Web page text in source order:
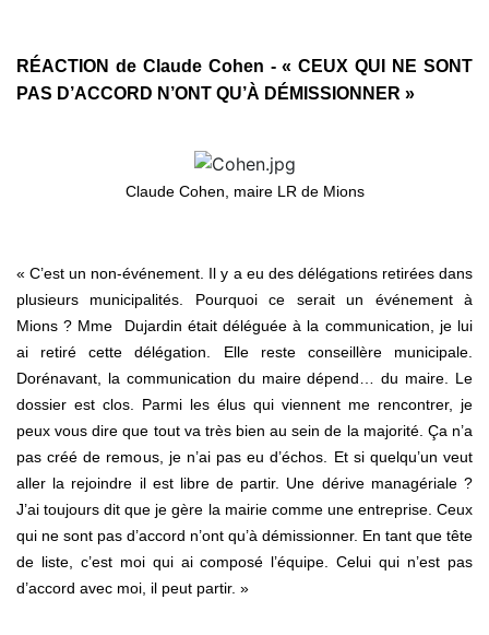
RÉACTION de Claude Cohen - « CEUX QUI NE SONT
PAS D’ACCORD N’ONT QU’À DÉMISSIONNER »
Claude Cohen, maire LR de Mions
« C’est un non-événement. Il y a eu des délégations retirées dans
plusieurs municipalités. Pourquoi ce serait un événement à
Mions ? Mme Dujardin était déléguée à la communication, je lui
ai retiré cette délégation. Elle reste conseillère municipale.
Dorénavant, la communication du maire dépend… du maire. Le
dossier est clos. Parmi les élus qui viennent me rencontrer, je
peux vous dire que tout va très bien au sein de la majorité. Ça n’a
pas créé de remous, je n’ai pas eu d’échos. Et si quelqu’un veut
aller la rejoindre il est libre de partir. Une dérive managériale ?
J’ai toujours dit que je gère la mairie comme une entreprise. Ceux
qui ne sont pas d’accord n’ont qu’à démissionner. En tant que tête
de liste, c’est moi qui ai composé l’équipe. Celui qui n’est pas
d’accord avec moi, il peut partir. »